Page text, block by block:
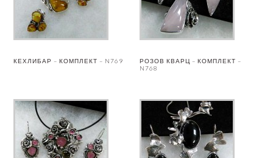
КЕХЛИБАР – КОМПЛЕКТ – N769
РОЗОВ КВАРЦ – КОМПЛЕКТ –
N768